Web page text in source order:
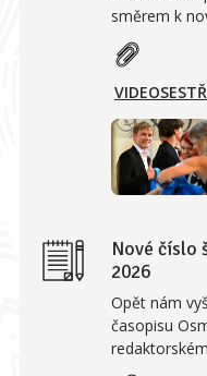
směrem k
Nové číslo
2026
Opět nám
časopisu